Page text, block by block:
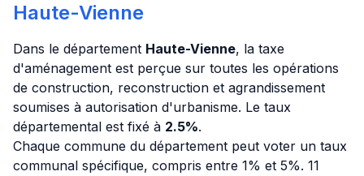
Haute-Vienne
Dans le département Haute-Vienne, la taxe
d'aménagement est perçue sur toutes les opérations
de construction, reconstruction et agrandissement
soumises à autorisation d'urbanisme. Le taux
départemental est fixé à 2.5%.
Chaque commune du département peut voter un taux
communal spécifique, compris entre 1% et 5%. 11